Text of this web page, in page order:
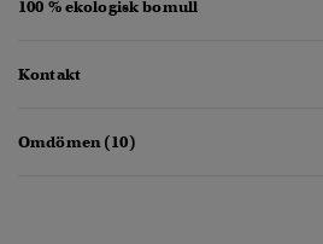
100 % ekologisk bomull
Kontakt
Omdömen (10)